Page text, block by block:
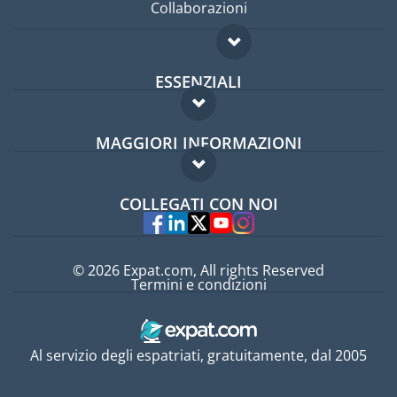
Collaborazioni
ESSENZIALI
Forum per expat
Guida per expat
MAGGIORI INFORMAZIONI
Domande frequenti
Esperti
COLLEGATI CON NOI
Al servizio degli espatriati, gratuitamente, dal 2005
© 2026 Expat.com, All rights Reserved
Termini e condizioni